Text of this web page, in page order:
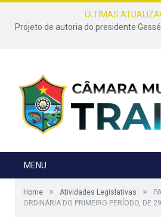
ÚLTIMAS
MENU
Home » Atividades Legislativas »
ORDINÁRIA DO PRIMEIRO PERÍODO, DE